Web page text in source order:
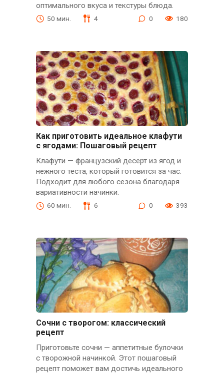
оптимального вкуса и текстуры блюда.
50 мин. 4 0 180
Как приготовить идеальное клафути
с ягодами: Пошаговый рецепт
Клафути — французский десерт из ягод и
нежного теста, который готовится за час.
Подходит для любого сезона благодаря
вариативности начинки.
60 мин. 6 0 393
Сочни с творогом: классический
рецепт
Приготовьте сочни — аппетитные булочки
с творожной начинкой. Этот пошаговый
рецепт поможет вам достичь идеального